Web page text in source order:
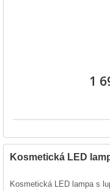
1
Kosmetická LED
Kosmetická LED lampa s